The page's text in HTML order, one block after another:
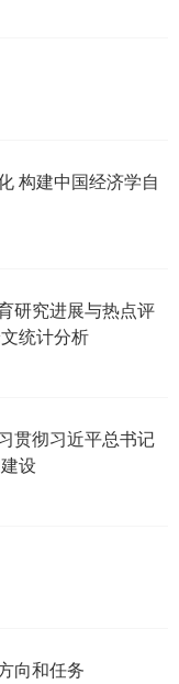
构建中国经济学自
研究进展与热点评
统计分析
贯彻习近平总书记
设
向和任务